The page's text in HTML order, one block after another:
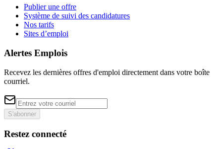
Publier une offre
Système de suivi des candidatures
Nos tarifs
Sites d’emploi
Alertes Emplois
Recevez les dernières offres d'emploi directement dans votre boîte
courriel.
S'abonner
Restez connecté